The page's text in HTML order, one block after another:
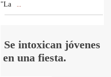
"La
Se intoxican jóvenes
en una fiesta.